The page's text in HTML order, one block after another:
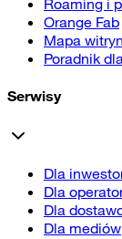
Orange Fab
Mapa
Poradnik
Serwisy
Dla
Dla
Dla
Dla mediów